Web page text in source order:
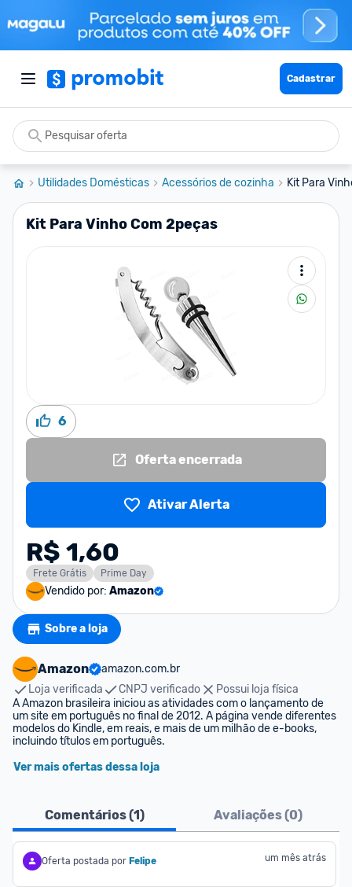
Cadastrar
Utilidades Domésticas Acessórios de cozinha Kit Para
Kit Para Vinho Com 2peças
6
Oferta encerrada
Ativar Alerta
R$ 1,60
Frete Grátis Prime Day
Vendido por: Amazon
Sobre a loja
Amazon
amazon.com.br
Loja verificada
CNPJ verificado
Possui loja física
A Amazon brasileira iniciou as atividades com o lançamento de
um site em português no final de 2012. A página vende diferentes
modelos do Kindle, em reais, e mais de um milhão de e-books,
incluindo títulos em português.
Ver mais ofertas dessa loja
Comentários (1) Avaliações (0)
Oferta postada por Felipe um mês atrás